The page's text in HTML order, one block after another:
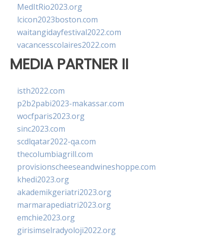
MedItRio2023.org
lcicon2023boston.com
waitangidayfestival2022.com
vacancesscolaires2022.com
MEDIA PARTNER II
isth2022.com
p2b2pabi2023-makassar.com
wocfparis2023.org
sinc2023.com
scdlqatar2022-qa.com
thecolumbiagrill.com
provisionscheeseandwineshoppe.com
khedi2023.org
akademikgeriatri2023.org
marmarapediatri2023.org
emchie2023.org
girisimselradyoloji2022.org